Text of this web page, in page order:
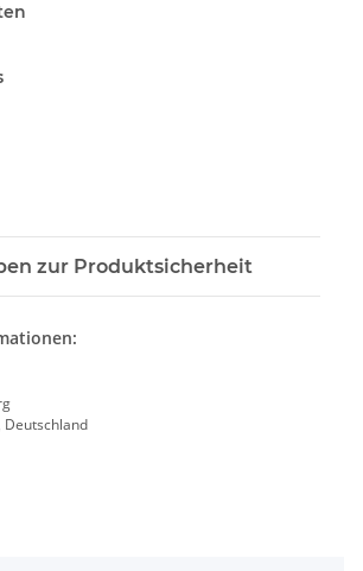
zur Produktsicherheit
Deutschland